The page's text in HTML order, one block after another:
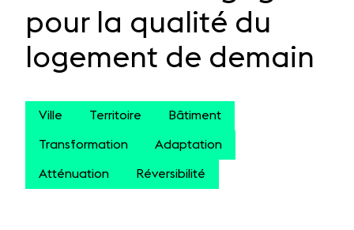
pour la qualité du
logement de demain
Ville Territoire Bâtiment
Transformation Adaptation
Atténuation Réversibilité